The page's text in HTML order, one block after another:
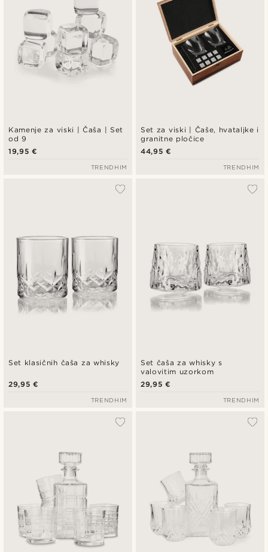
Kamenje za viski | Čaša | Set
od 9
19,95 €
TRENDHIM
Set za viski | Čaše, hvataljke i
granitne pločice
44,95 €
TRENDHIM
Set klasičnih čaša za whisky
29,95 €
TRENDHIM
Set čaša za whisky s
valovitim uzorkom
29,95 €
TRENDHIM